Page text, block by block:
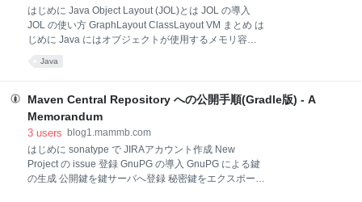
Collectors を使う必要があり、以下のように書いてき
ました。 List<Strin
はじめに Java Object Layout (JOL)とは JOL の導入
JOL の使い方 GraphLayout ClassLayout VM まとめ は
じめに Java にはオブジェクトが使用するメモリ容量
でき、メモリ効率に関する情報を得ることができま
す。 一方、Java ではオブジェクトのメモリ使用量を
得ることは簡単ではありません。 Java ではポインタ
意識する必要は現実的には少ないです。 しかし、例え
ばオブジェクトをキャッシュした場合のメモリ使用量
については、具体的なヒープメモリへのインパクトを
Java
Maven Central Repository への公開手順(Gradle版) - A
Memorandum
3 users blog1.mammb.com
はじめに sonatype で JIRAアカウント作成 New
Project の issue 登録 GnuPG の導入 GnuPG による鍵
の生成 公開鍵を鍵サーバへ登録 秘密鍵をエクスポート